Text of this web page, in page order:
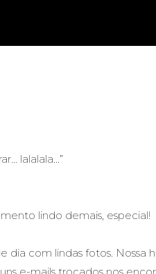
lalalala...”
lindo demais, especial!
dia com lindas fotos. Nossa